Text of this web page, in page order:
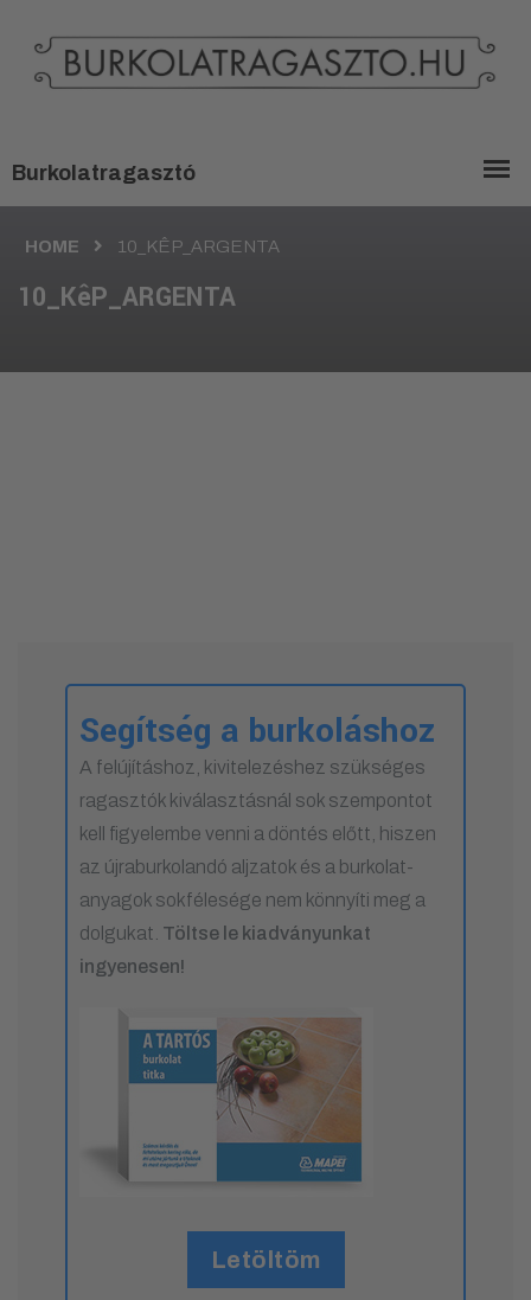
HOME 10_KÊP_ARGENTA
10_KêP_ARGENTA
Segítség a burkoláshoz
A felújításhoz, kivitelezéshez szükséges
ragasztók kiválasztásnál sok szempontot
kell figyelembe venni a döntés előtt, hiszen
az újraburkolandó aljzatok és a burkolat-
anyagok sokfélesége nem könnyíti meg a
dolgukat. Töltse le kiadványunkat
ingyenesen!
Letöltöm